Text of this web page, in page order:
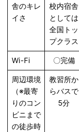
舎のキレ
イさ
校内宿舎
としては
全国トッ
プクラス
Wi-Fi 〇完備
周辺環境
（※最寄
りのコン
ビニまで
の徒歩時
教習所か
らバスで
5分